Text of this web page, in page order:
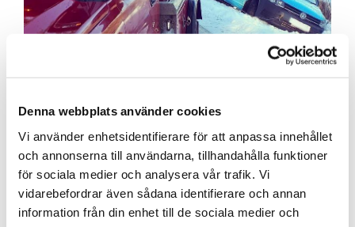
Denna webbplats använder cookies
Vi använder enhetsidentifierare för att anpassa innehållet
och annonserna till användarna, tillhandahålla funktioner
för sociala medier och analysera vår trafik. Vi
vidarebefordrar även sådana identifierare och annan
information från din enhet till de sociala medier och
Terrängbärgning
Oavsett när du behöver hjälp så står
Bärgarna Värmland jour redo att rycka ut.